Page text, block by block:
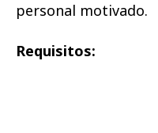
personal motivado.
Requisitos: